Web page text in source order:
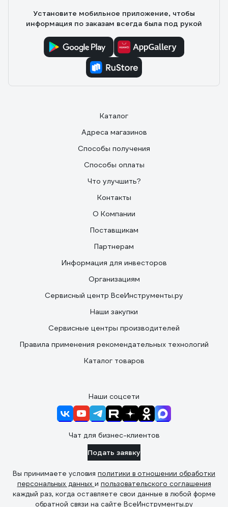
Установите мобильное приложение, чтобы
информация по заказам всегда была под рукой
Каталог
Адреса магазинов
Способы получения
Способы оплаты
Что улучшить?
Контакты
О Компании
Поставщикам
Партнерам
Информация для инвесторов
Организациям
Сервисный центр ВсеИнструменты.ру
Наши закупки
Сервисные центры производителей
Правила применения рекомендательных технологий
Каталог товаров
Наши соцсети
Чат для бизнес-клиентов
Подать заявку
Вы принимаете условия политики в отношении обработки
персональных данных и пользовательского соглашения
каждый раз, когда оставляете свои данные в любой форме
обратной связи на сайте ВсеИнструменты.ру